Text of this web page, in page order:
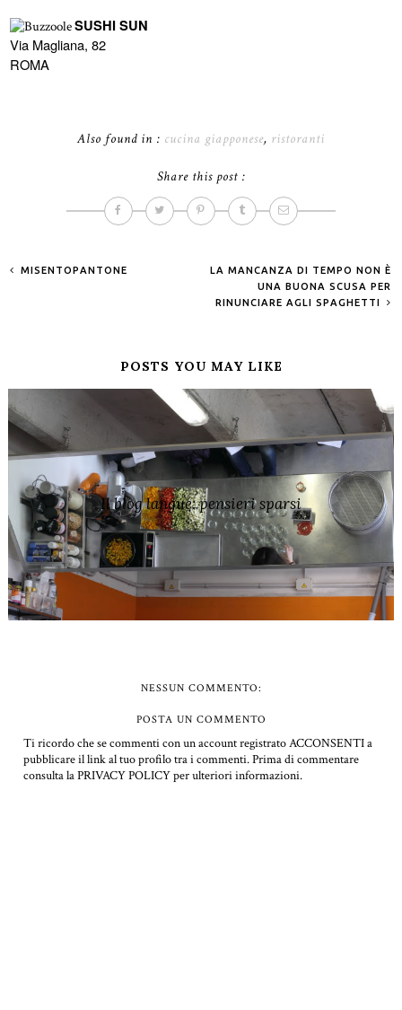
SUSHI SUN
Via Magliana, 82
ROMA
Also found in : cucina giapponese, ristoranti
Share this post :
MISENTOPANTONE
LA MANCANZA DI TEMPO NON È
UNA BUONA SCUSA PER
RINUNCIARE AGLI SPAGHETTI
POSTS YOU MAY LIKE
Il blog langue: pensieri sparsi
NESSUN COMMENTO:
POSTA UN COMMENTO
Ti ricordo che se commenti con un account registrato ACCONSENTI a
pubblicare il link al tuo profilo tra i commenti.Prima di commentare
consulta la PRIVACY POLICY per ulteriori informazioni.